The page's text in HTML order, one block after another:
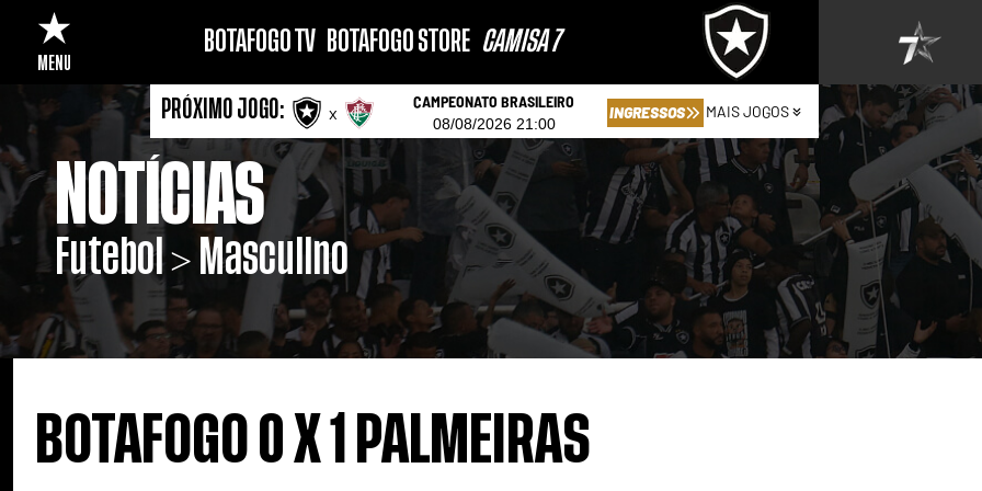
MENU
BOTAFOGO TV BOTAFOGO STORE CAMISA 7
PRÓXIMO JOGO: x
CAMPEONATO BRASILEIRO
08/08/2026 21:00
INGRESSOS MAIS JOGOS
NOTÍCIAS
Futebol > Masculino
BOTAFOGO 0 X 1 PALMEIRAS